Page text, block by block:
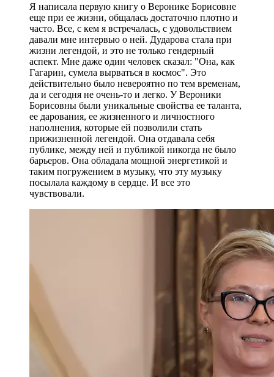
Я написала первую книгу о Веронике Борисовне
еще при ее жизни, общалась достаточно плотно и
часто. Все, с кем я встречалась, с удовольствием
давали мне интервью о ней. Дударова стала при
жизни легендой, и это не только гендерный
аспект. Мне даже один человек сказал: "Она, как
Гагарин, сумела вырваться в космос". Это
действительно было невероятно по тем временам,
да и сегодня не очень-то и легко. У Вероники
Борисовны были уникальные свойства ее таланта,
ее дарования, ее жизненного и личностного
наполнения, которые ей позволили стать
прижизненной легендой. Она отдавала себя
публике, между ней и публикой никогда не было
барьеров. Она обладала мощной энергетикой и
таким погружением в музыку, что эту музыку
посылала каждому в сердце. И все это
чувствовали.